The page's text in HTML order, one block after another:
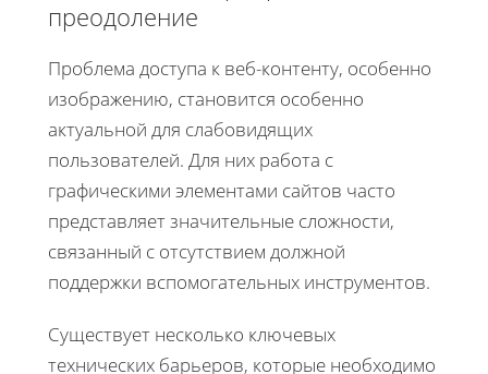
преодоление
Проблема доступа к веб-контенту, особенно
изображению, становится особенно
актуальной для слабовидящих
пользователей. Для них работа с
графическими элементами сайтов часто
представляет значительные сложности,
связанный с отсутствием должной
поддержки вспомогательных инструментов.
Существует несколько ключевых
технических барьеров, которые необходимо